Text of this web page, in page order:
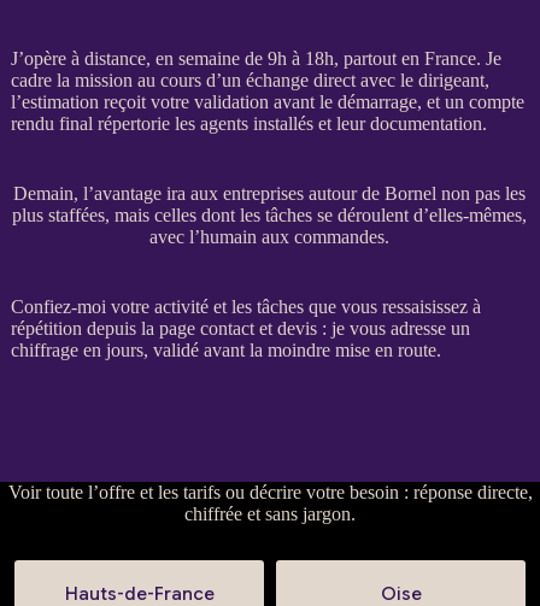
J’opère à distance, en semaine de 9h à 18h, partout en France. Je
cadre la mission au cours d’un échange direct avec le dirigeant,
l’estimation reçoit votre validation avant le démarrage, et un compte
rendu final répertorie les agentsinstallés et leur documentation.
Demain, l’avantage ira aux entreprises autour de Bornel non pas les
plus staffées, mais celles dont les tâches se déroulent d’elles-mêmes,
avec l’humain aux commandes.
Confiez-moi votre activité et les tâches que vous ressaisissez à
répétition depuis la page contact et devis: je vous adresse un
chiffrage en jours, validé avant la moindre mise en route.
Voirtoute l’offre et les tarifsou décrire votre besoin : réponse directe,
chiffrée et sans jargon.
Hauts-de-France Oise